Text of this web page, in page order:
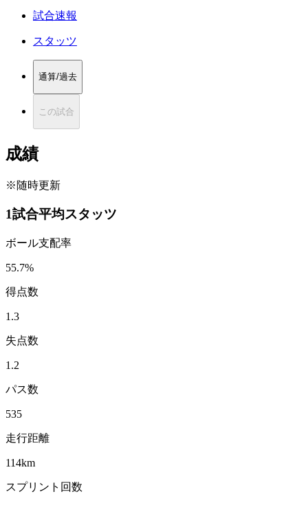
試合速報
スタッツ
通算/過去
この試合
成績
※随時更新
1試合平均スタッツ
ボール支配率
55.7%
得点数
1.3
失点数
1.2
パス数
535
走行距離
114km
スプリント回数